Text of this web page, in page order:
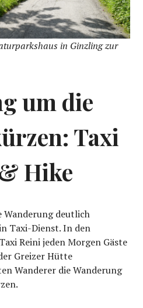
in Ginzling zur
um die
Taxi
Hike
Wanderung deutlich
Taxi-Dienst. In den
Reini jeden Morgen Gäste
Greizer Hütte
Wanderer die Wanderung